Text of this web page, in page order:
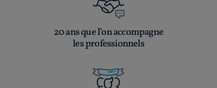
20 ans que l’on accompagne
les professionnels